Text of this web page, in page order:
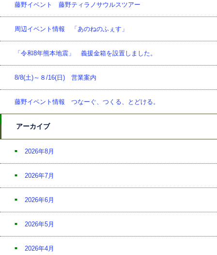
藤野イベント 藤野ティラノサウルスツアー
周辺イベント情報 「あのねのふぇす」
「令和8年熊本地震」 義援金箱を設置しました。
8/8(土)～８/16(日) 営業案内
藤野イベント情報 つなーぐ、つくる、とどける。
アーカイブ
2026年8月
2026年7月
2026年6月
2026年5月
2026年4月